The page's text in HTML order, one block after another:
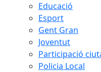
Educació
Esport
Gent Gran
Joventut
Participació
Policia Local